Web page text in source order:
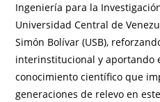
Ingeniería para la
Universidad Central de
Simón Bolívar (USB),
interinstitucional y aportando
conocimiento científico que
generaciones de relevo en